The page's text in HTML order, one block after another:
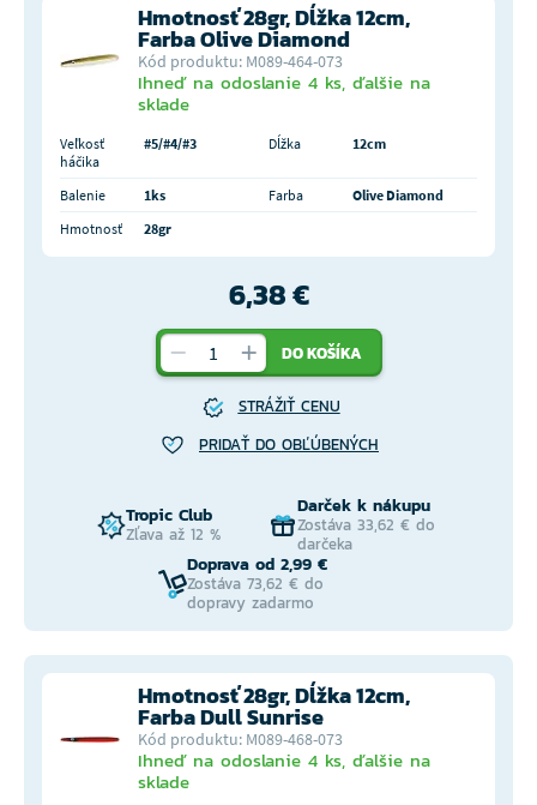
Hmotnosť 28gr, Dĺžka 12cm,
Farba Olive Diamond
Kód produktu: M089-464-073
Ihneď na odoslanie 4 ks, ďalšie na
sklade
Veľkosť
háčika
#5/#4/#3 Dĺžka 12cm
Balenie 1ks Farba
Olive Diamond
Hmotnosť
28gr
6,38 €
DO KOŠÍKA
STRÁŽIŤ CENU
PRIDAŤ DO OBĽÚBENÝCH
Tropic Club
Zľava až 12 %
Darček k nákupu
Zostáva 33,62 € do
darčeka
Doprava od 2,99 €
Zostáva 73,62 € do
dopravy zadarmo
Hmotnosť 28gr, Dĺžka 12cm,
Farba Dull Sunrise
Kód produktu: M089-468-073
Ihneď na odoslanie 4 ks, ďalšie na
sklade